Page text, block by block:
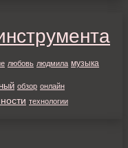
любовь людмила музыка
обзор онлайн
технологии